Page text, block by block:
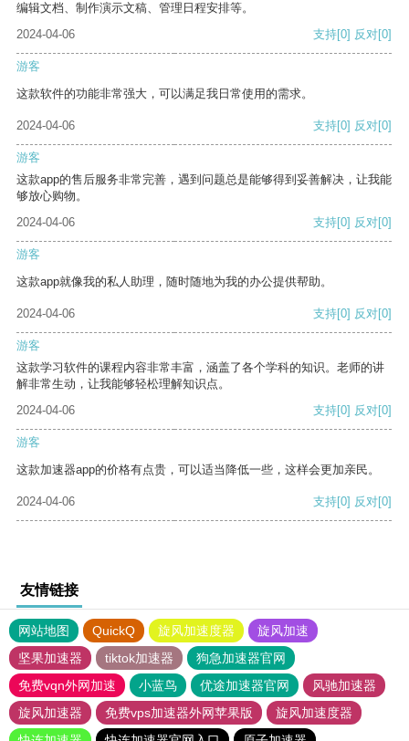
编辑文档、制作演示文稿、管理日程安排等。
2024-04-06
支持[0] 反对[0]
游客
这款软件的功能非常强大，可以满足我日常使用的需求。
2024-04-06 支持[0] 反对[0]
游客
这款app的售后服务非常完善，遇到问题总是能够得到妥善解决，让我能
够放心购物。
2024-04-06
支持[0] 反对[0]
游客
这款app就像我的私人助理，随时随地为我的办公提供帮助。
2024-04-06 支持[0] 反对[0]
游客
这款学习软件的课程内容非常丰富，涵盖了各个学科的知识。老师的讲
解非常生动，让我能够轻松理解知识点。
2024-04-06
支持[0] 反对[0]
游客
这款加速器app的价格有点贵，可以适当降低一些，这样会更加亲民。
2024-04-06 支持[0] 反对[0]
友情链接
网站地图 QuickQ 旋风加速度器
旋风加速
坚果加速器
tiktok加速器
狗急加速器官网
免费vqn外网加速
小蓝鸟 优途加速器官网
风驰加速器
旋风加速器
免费vps加速器外网苹果版
旋风加速度器